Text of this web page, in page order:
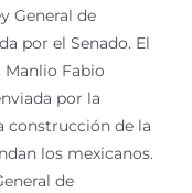
General de
por el Senado. El
Fabio
por la
construcción de la
los mexicanos.
de